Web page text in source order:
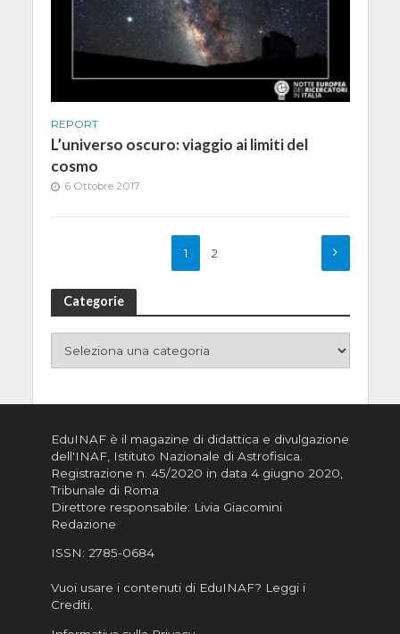
REPORT
L’universo oscuro: viaggio ai limiti del
cosmo
6 Ottobre 2017
1 2
Categorie
EduINAF è il magazine di didattica e divulgazione
dell'INAF, Istituto Nazionale di Astrofisica
Registrazione n. 45/2020 in data 4 giugno 2020,
Tribunale di Roma
Direttore responsabile: Livia Giacomini
Redazione
ISSN: 2785-0684
Vuoi usare i contenuti di EduINAF? Leggi i
Crediti.